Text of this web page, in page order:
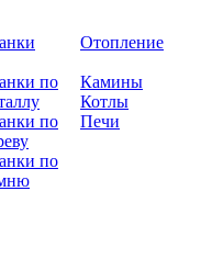
по
по
по
Отопление
Камины
Котлы
Печи